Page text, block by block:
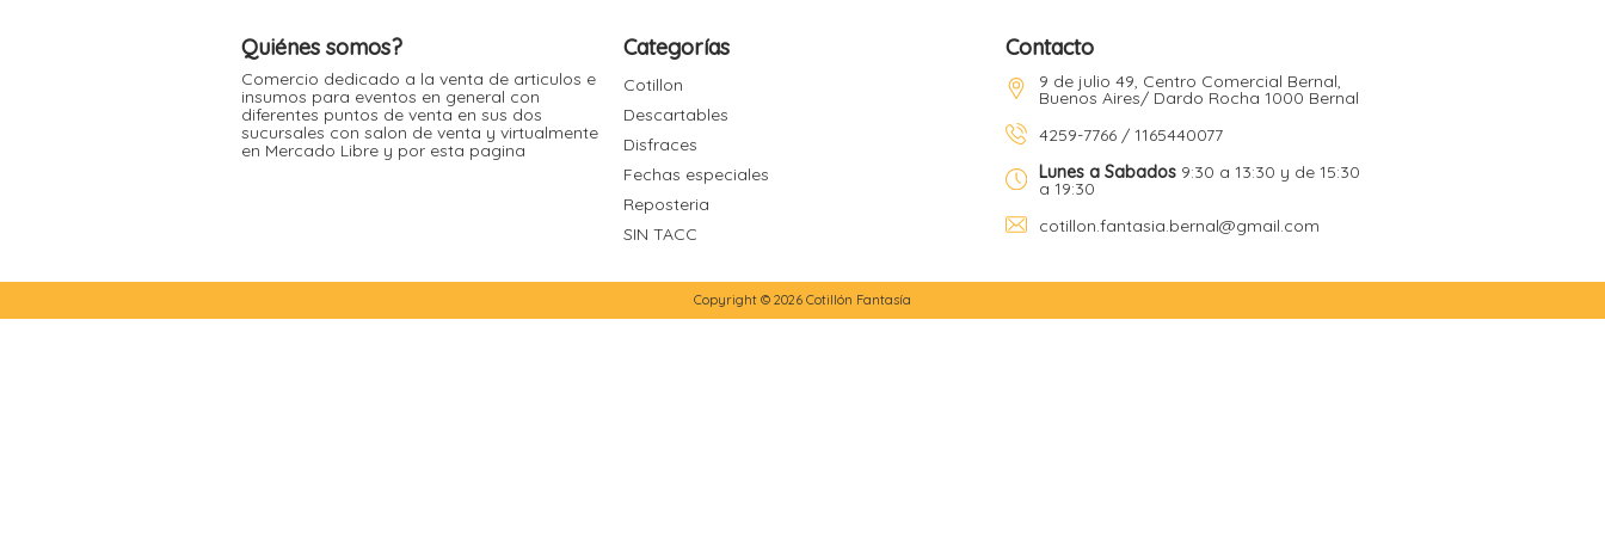
Navidad
Pascuas
Pirotines
Pre-mezclas
Velas y bengalas
Quiénes somos?
Comercio dedicado a la venta de articulos e
insumos para eventos en general con
diferentes puntos de venta en sus dos
sucursales con salon de venta y virtualmente
en Mercado Libre y por esta pagina
Categorías
Cotillon
Descartables
Disfraces
Fechas especiales
Reposteria
SIN TACC
Contacto
9 de julio 49, Centro Comercial Bernal,
Buenos Aires/ Dardo Rocha 1000 Bernal
4259-7766 / 1165440077
Lunes a Sabados9:30 a 13:30 y de 15:30
a 19:30
cotillon.fantasia.bernal@gmail.com
Copyright © 2026 Cotillón Fantasía